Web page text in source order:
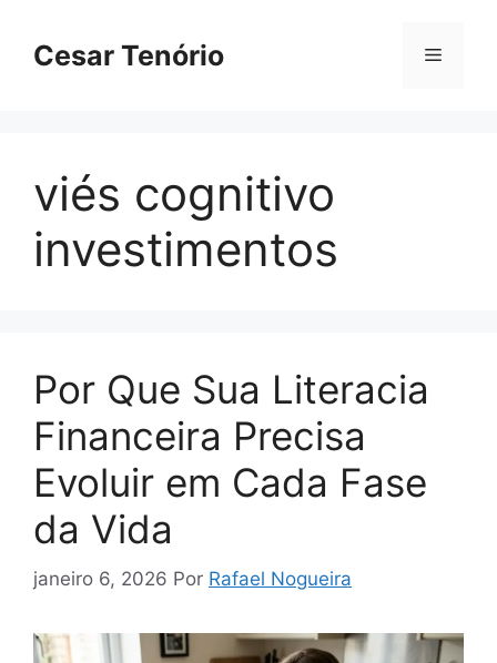
Cesar Tenório Menu
viés cognitivo
investimentos
Por Que Sua Literacia
Financeira Precisa
Evoluir em Cada Fase
da Vida
janeiro 6, 2026 Por Rafael Nogueira